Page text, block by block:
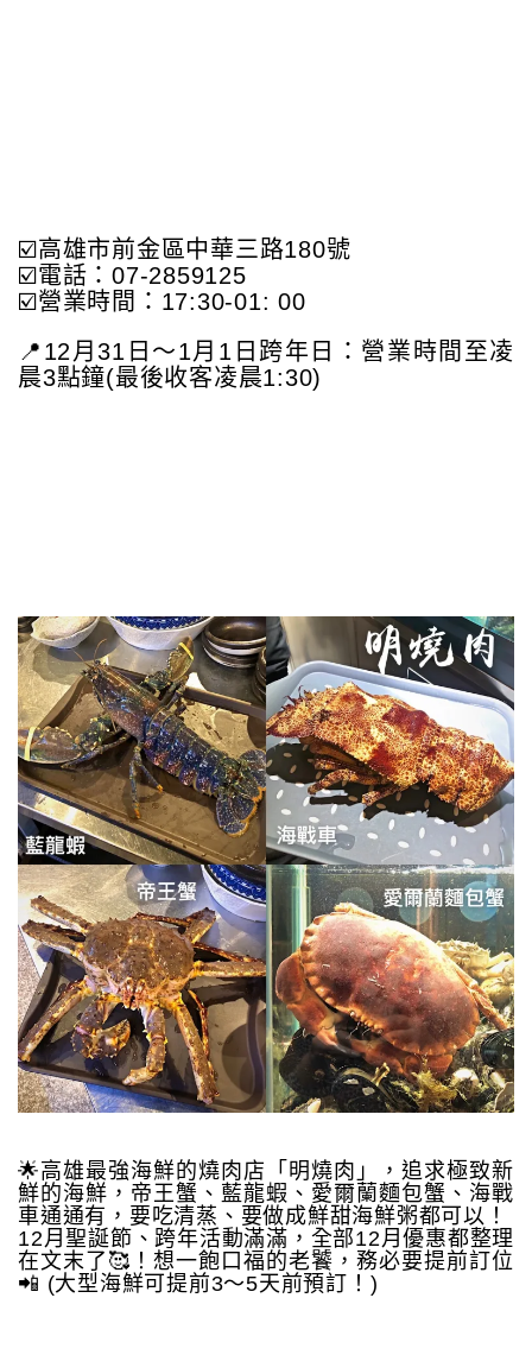
☑️高雄市前金區中華三路180號
☑️電話：07-2859125
☑️營業時間：17:30-01: 00
📍12月31日～1月1日跨年日：營業時間至凌
晨3點鐘(最後收客凌晨1:30)
🌟高雄最強海鮮的燒肉店「明燒肉」，追求極致新
鮮的海鮮，帝王蟹、藍龍蝦、愛爾蘭麵包蟹、海戰
車通通有，要吃清蒸、要做成鮮甜海鮮粥都可以！
12月聖誕節、跨年活動滿滿，全部12月優惠都整理
在文末了🥰！想一飽口福的老饕，務必要提前訂位
📲 (大型海鮮可提前3～5天前預訂！)